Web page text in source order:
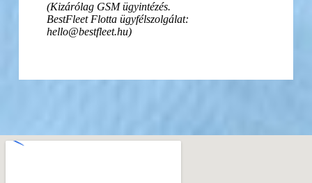
(Kizárólag GSM ügyintézés.
BestFleet Flotta ügyfélszolgálat:
hello@bestfleet.hu)